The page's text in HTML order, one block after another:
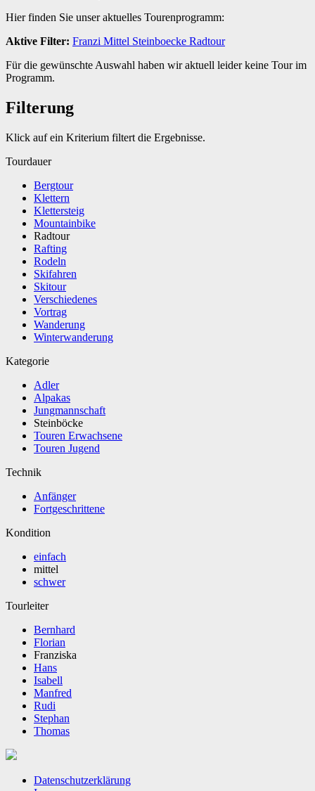
Hier finden Sie unser aktuelles Tourenprogramm:
Aktive Filter: Franzi Mittel Steinboecke Radtour
Für die gewünschte Auswahl haben wir aktuell leider keine Tour im
Programm.
Filterung
Klick auf ein Kriterium filtert die Ergebnisse.
Tourdauer
Bergtour
Klettern
Klettersteig
Mountainbike
Radtour
Rafting
Rodeln
Skifahren
Skitour
Verschiedenes
Vortrag
Wanderung
Winterwanderung
Kategorie
Adler
Alpakas
Jungmannschaft
Steinböcke
Touren Erwachsene
Touren Jugend
Technik
Anfänger
Fortgeschrittene
Kondition
einfach
mittel
schwer
Tourleiter
Bernhard
Florian
Franziska
Hans
Isabell
Manfred
Rudi
Stephan
Thomas
Datenschutzerklärung